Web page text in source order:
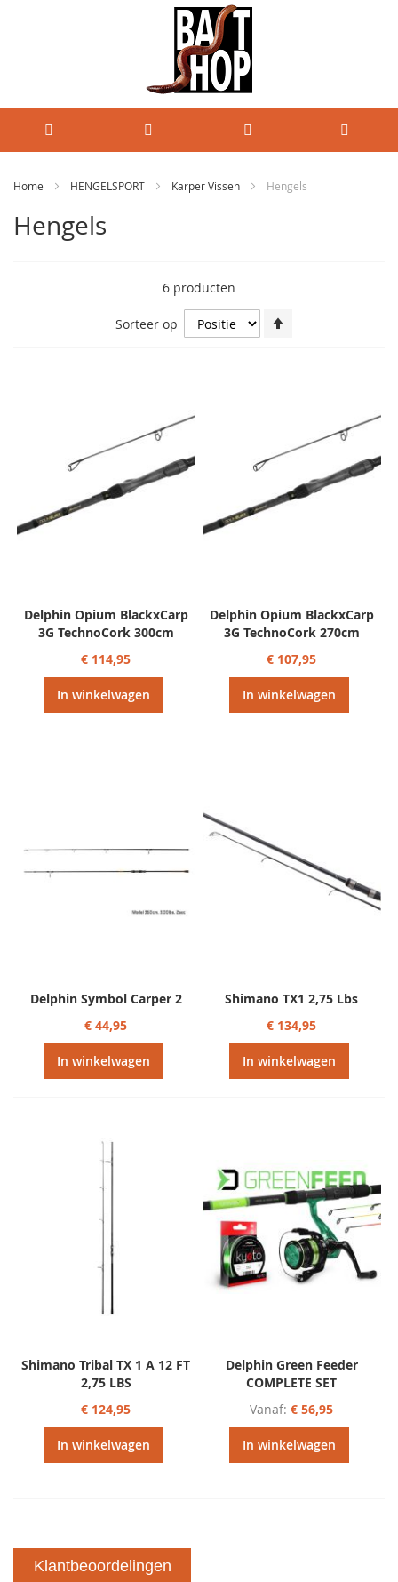
Home HENGELSPORT Karper Vissen Hengels
Hengels
6 producten
Sorteer op
Delphin Opium BlackxCarp
3G TechnoCork 300cm
€ 114,95
In winkelwagen
Delphin Opium BlackxCarp
3G TechnoCork 270cm
€ 107,95
In winkelwagen
Delphin Symbol Carper 2
€ 44,95
In winkelwagen
Shimano TX1 2,75 Lbs
€ 134,95
In winkelwagen
Shimano Tribal TX 1 A 12 FT
2,75 LBS
€ 124,95
In winkelwagen
Delphin Green Feeder
COMPLETE SET
Vanaf € 56,95
In winkelwagen